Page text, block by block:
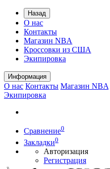
Назад
О нас
Контакты
Магазин NBA
Кроссовки из США
Экипировка
Информация
О нас Контакты Магазин NBA
Экипировка
Сравнение0
Закладки0
Авторизация
Регистрация